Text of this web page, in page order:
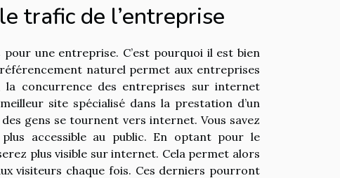
trafic de l’entreprise
une entreprise. C’est pourquoi il est bien
naturel permet aux entreprises
concurrence des entreprises sur internet
site spécialisé dans la prestation d’un
gens se tournent vers internet. Vous savez
accessible au public. En optant pour le
plus visible sur internet. Cela permet alors
visiteurs chaque fois. Ces derniers pourront